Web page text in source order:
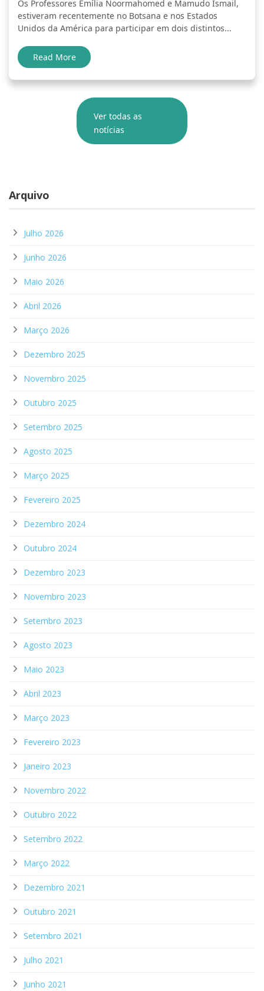
Os Professores Emília Noormahomed e Mamudo Ismail,
estiveram recentemente no Botsana e nos Estados
Unidos da América para participar em dois distintos...
Read More
Ver todas as
notícias
Arquivo
Julho 2026
Junho 2026
Maio 2026
Abril 2026
Março 2026
Dezembro 2025
Novembro 2025
Outubro 2025
Setembro 2025
Agosto 2025
Março 2025
Fevereiro 2025
Dezembro 2024
Outubro 2024
Dezembro 2023
Novembro 2023
Setembro 2023
Agosto 2023
Maio 2023
Abril 2023
Março 2023
Fevereiro 2023
Janeiro 2023
Novembro 2022
Outubro 2022
Setembro 2022
Março 2022
Dezembro 2021
Outubro 2021
Setembro 2021
Julho 2021
Junho 2021